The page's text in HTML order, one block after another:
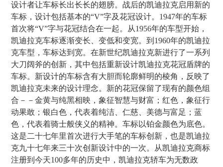
设计者让车标长出长长的翅膀。战后的凯迪拉克启用新的
车标，设计包括基本的“V”字及花冠设计。1947年的车标
首次将“V”字与花冠结合在一起。从1956年的车型开始，
凯迪拉克车标逐渐变长、变低和变宽。到1960年的凯迪拉
克车型，车标达到宽。在新世纪凯迪拉克新进行了一系列
大刀阔斧的创新，其中包括重新设计凯迪拉克花冠盾牌的
车标。新设计的车标含有大胆而轮廓鲜明的棱角，反映了
凯迪拉克未来的设计理念。新的花冠保留了现有的颜色组
合－－金黄与纯黑相映，象征智慧与财富；红色，象征行
动果敢；银白色，代表着纯洁、仁慈、美德与富足；蓝
色，代表着骑士般侠义的精神。车标以铂金颜色为底色。
这是二十七年里首次进行大手笔的车标创新，也是凯迪拉
克九十七年来三十次创新设计中的一次。从凯迪拉克商标
注册到今天100多年的历史中，凯迪拉克轿车为无数政